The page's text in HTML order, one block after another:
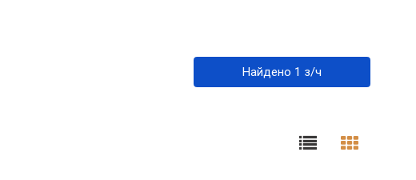
Найдено 1 з/ч